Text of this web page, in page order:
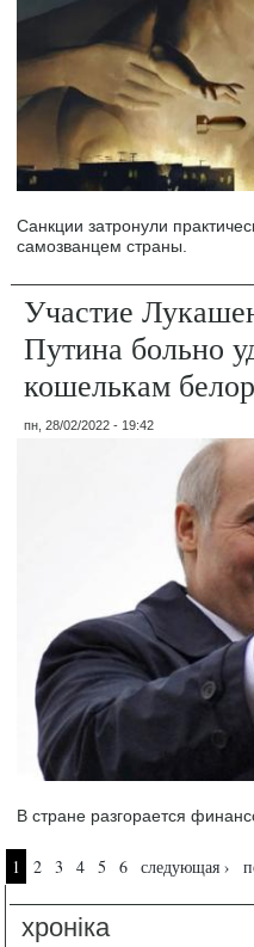
Санкции затронули
самозванцем страны.
Участие
Путина больно
кошелькам
пн, 28/02/2022 - 19:42
В стране разгорается
Страницы
1 2 3 4 5 6 следующая ›
хроніка